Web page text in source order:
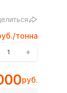
тонна
+
руб.